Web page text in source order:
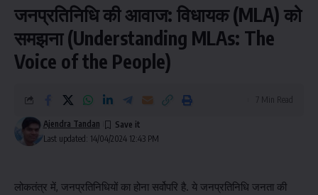
जनप्रतिनिधि की आवाज: विधायक (MLA) को
समझना (Understanding MLAs: The
Voice of the People)
Last updated: 14/04/2024 12:43 PM
Ajendra Tandan
7 Min Read
लोकतंत्र में, जनप्रतिनिधियों का होना सर्वोपरि है. ये जनप्रतिनिधि जनता की